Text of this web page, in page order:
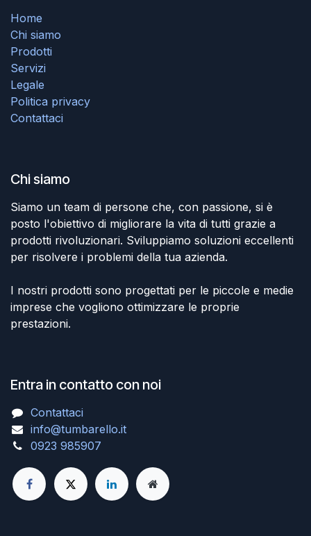
Home
Chi siamo
Prodotti
Servizi
Legale
Politica privacy
Contattaci
Chi siamo
Siamo un team di persone che, con passione, si è
posto l'obiettivo di migliorare la vita di tutti grazie a
prodotti rivoluzionari. Sviluppiamo soluzioni eccellenti
per risolvere i problemi della tua azienda.
I nostri prodotti sono progettati per le piccole e medie
imprese che vogliono ottimizzare le proprie
prestazioni.
Entra in contatto con noi
Contattaci
info@tumbarello.it
0923 985907